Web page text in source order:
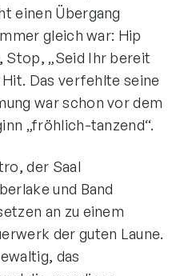
einen Übergang
gleich war: Hip
Stop, „Seid Ihr bereit
Das verfehlte seine
war schon vor dem
„fröhlich-tanzend“.
der Saal
und Band
an zu einem
der guten Laune.
das